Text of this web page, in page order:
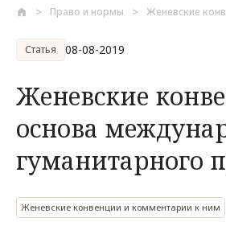
Право и нормы Женевские
Статья 08-08-2019
Женевские
основа
гуманитарного
Женевские конвенции и комментарии к ним